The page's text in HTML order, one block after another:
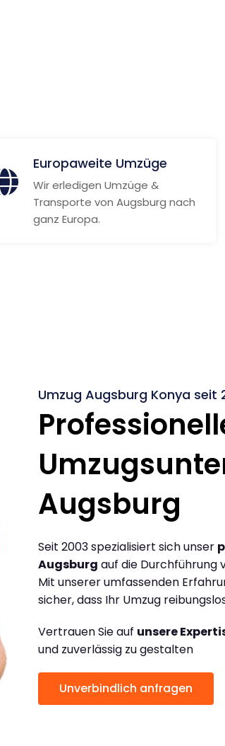
Europaweite Umzüge
Wir erledigen Umzüge &
Transporte von Augsburg nach
ganz Europa.
Umzug Augsburg Konya seit
Augsburg
Seit 2003 spezialisiert sich unser
Augsburg auf die Durchführung
Mit unserer umfassenden
sicher, dass Ihr Umzug
Vertrauen Sie auf unsere
und zuverlässig zu gestalten
Unverbindlich anfragen